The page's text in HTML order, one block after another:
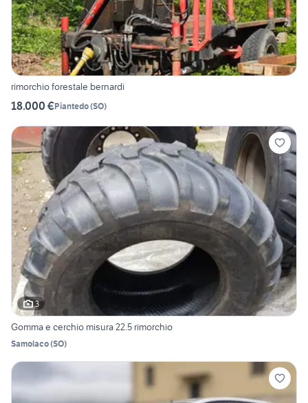
rimorchio forestale bernardi
18.000 €Piantedo(SO)
3
Gomma e cerchio misura 22.5 rimorchio
Samolaco(SO)